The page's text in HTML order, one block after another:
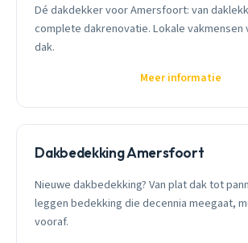
Dé dakdekker voor Amersfoort: van
complete dakrenovatie. Lokale vakmensen
dak.
Meer informatie
Dakbedekking Amersfoort
Nieuwe dakbedekking? Van plat dak tot
leggen bedekking die decennia meegaat,
vooraf.